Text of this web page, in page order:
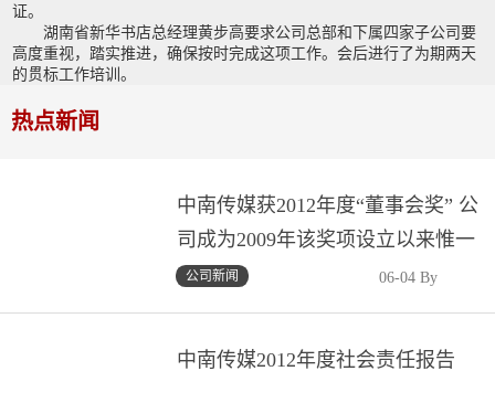
证。
湖南省新华书店总经理黄步高要求公司总部和下属四家子公司要
高度重视，踏实推进，确保按时完成这项工作。会后进行了为期两天
的贯标工作培训。
热点新闻
中南传媒获2012年度“董事会奖” 公
司成为2009年该奖项设立以来惟一
获奖湘企、惟一获奖文化传媒企业
06-04 By
公司新闻
中南传媒2012年度社会责任报告